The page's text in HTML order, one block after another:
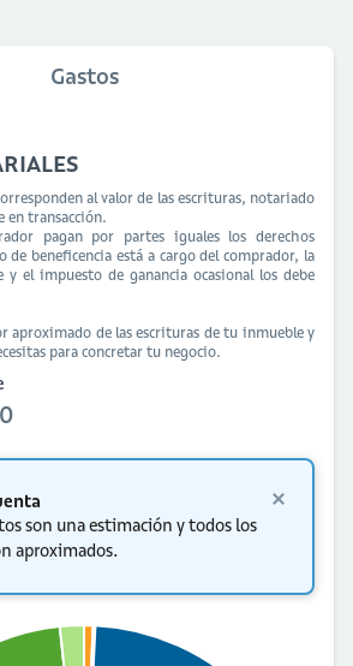
Gastos
al valor de las escrituras, notariado
en transacción.
pagan por partes iguales los derechos
de beneficencia está a cargo del comprador, la
el impuesto de ganancia ocasional los debe
aproximado de las escrituras de tu inmueble y
para concretar tu negocio.
son una estimación y todos los
aproximados.